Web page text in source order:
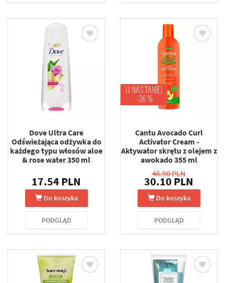
Dove Ultra Care
Odświeżająca odżywka do
każdego typu włosów aloe
& rose water 350 ml
17.54 PLN
Do koszyka
PODGLĄD
U NAS TANIEJ
-36 %
Cantu Avocado Curl
Activator Cream -
Aktywator skrętu z olejem z
awokado 355 ml
46.90 PLN
30.10 PLN
Do koszyka
PODGLĄD